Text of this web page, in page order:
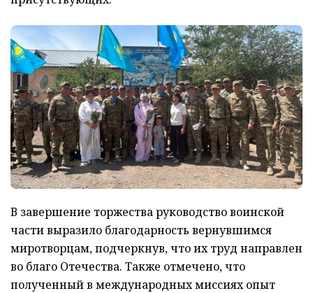
В завершение торжества руководство воинской
части выразило благодарность вернувшимся
миротворцам, подчеркнув, что их труд направлен
во благо Отечества. Также отмечено, что
полученный в международных миссиях опыт